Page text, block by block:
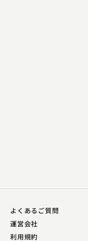
よくあるご質問
運営会社
利用規約